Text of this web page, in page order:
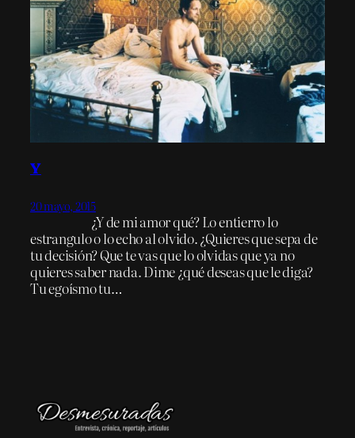
Y
20 mayo, 2015
¿Y de mi amor qué? Lo entierro lo
estrangulo o lo echo al olvido. ¿Quieres que sepa de
tu decisión? Que te vas que lo olvidas que ya no
quieres saber nada. Dime ¿qué deseas que le diga?
Tu egoísmo tu…